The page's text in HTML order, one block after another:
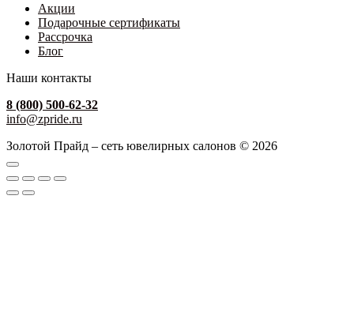
Акции
Подарочные сертификаты
Рассрочка
Блог
Наши контакты
8 (800) 500-62-32
info@zpride.ru
Золотой Прайд – сеть ювелирных салонов © 2026